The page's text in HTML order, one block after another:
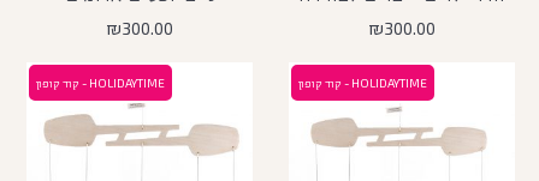
₪300.00
₪300.00
HOLIDAYTIME - קוד קופון HOLIDAYTIME - קוד קופון